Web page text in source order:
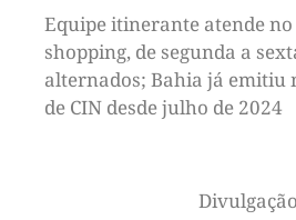
Equipe itinerante atende no
shopping, de segunda a
alternados; Bahia já emitiu
de CIN desde julho de 2024
Divulgação